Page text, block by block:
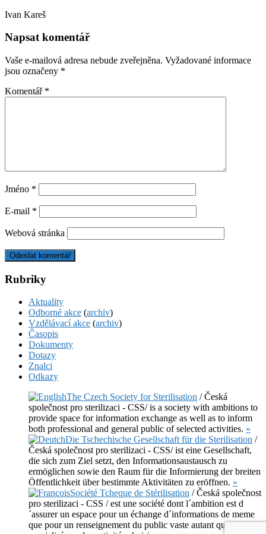
Ivan Kareš
Napsat komentář
Vaše e-mailová adresa nebude zveřejněna. Vyžadované informace
jsou označeny *
Komentář *
Jméno *
E-mail *
Webová stránka
Rubriky
Aktuality
Odborné akce (archiv)
Vzdělávací akce (archiv)
Časopis
Dokumenty
Dotazy
Znalci
Odkazy
The Czech Society for Sterilisation / Česká
společnost pro sterilizaci - CSS/ is a society with ambitions to
provide space for information exchange as well as to inform
both professional and general public of selected activities. »
Die Tschechische Gesellschaft für die Sterilisation /
Česká společnost pro sterilizaci - CSS/ ist eine Gesellschaft,
die sich zum Ziel setzt, den Informationsaustausch zu
ermöglichen sowie den Raum für die Informierung der breiten
Öffentlichkeit über bestimmte Aktivitäten zu eröffnen. »
Société Tcheque de Stérilisation / Česká společnost
pro sterilizaci - CSS / est une société dont l´ambition est d
´assurer un espace pour un échange d´informations de meme
que pour un renseignement du public vaste autant que